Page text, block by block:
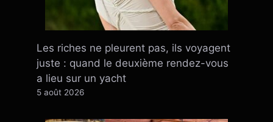
Les riches ne pleurent pas, ils voyagent
juste : quand le deuxième rendez-vous
a lieu sur un yacht
5 août 2026